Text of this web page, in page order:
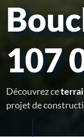
107
Découvrez ce
projet de